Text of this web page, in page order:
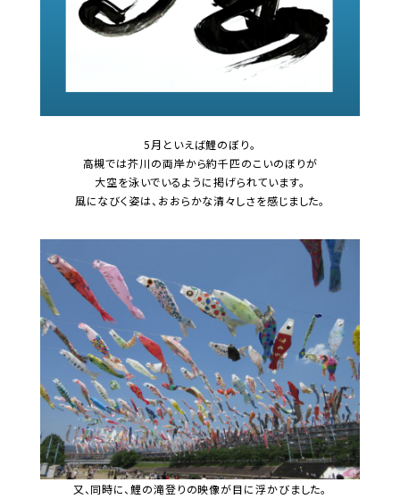
5月といえば鯉のぼり。
高槻では芥川の両岸から約千匹のこいのぼりが
大空を泳いでいるように掲げられています。
風になびく姿は、おおらかな清々しさを感じました。
又、同時に、鯉の滝登りの映像が目に浮かびました。